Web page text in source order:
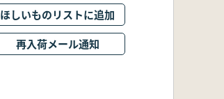
ほしいものリストに追加
再入荷メール通知